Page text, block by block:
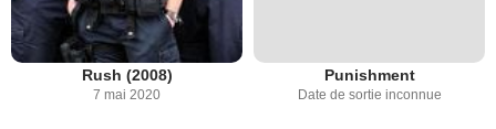
Rush (2008)
7 mai 2020
Punishment
Date de sortie inconnue